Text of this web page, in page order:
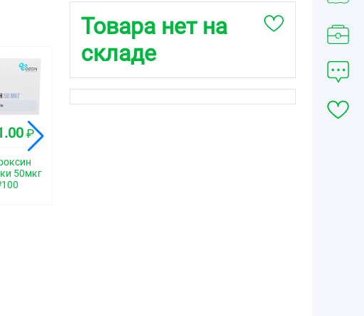
₽
50мкг
Товара нет на
складе